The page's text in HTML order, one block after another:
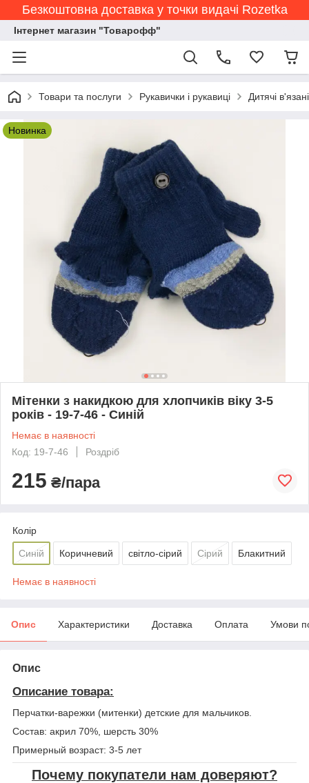
Безкоштовна доставка у точки видачі Rozetka
Інтернет магазин "Товарофф"
Товари та послуги Рукавички і рукавиці Дитячі
Новинка
Мітенки з накидкою для хлопчиків віку 3-5
років - 19-7-46 - Синій
Немає в наявності
Код: 19-7-46
Роздріб
215 ₴/пара
Колір
Синій Коричневий світло-сірий Сірий Блакитний
Немає в наявності
Опис Характеристики Доставка Оплата Умови
Опис
Описание товара:
Перчатки-варежки (митенки) детские для мальчиков.
Состав: акрил 70%, шерсть 30%
Примерный возраст: 3-5 лет
Почему покупатели нам доверяют?